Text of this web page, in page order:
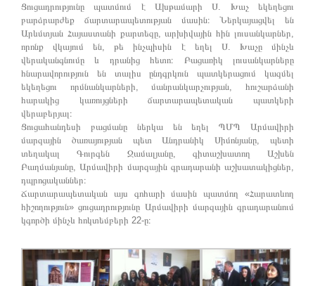
Ցուցադրությունը պատմում է Ախթամարի Ս. Խաչ եկեղեցու
բարձրարժեք ճարտարապետության մասին։ Ներկայացվել են
Արևմտյան Հայաստանի քարտեզը, արխիվային հին լուսանկարներ,
որոնք վկայում են, թե ինչպիսին է եղել Ս. Խաչը մինչև
վերականգնումը և դրանից հետո։ Բացառիկ լուսանկարները
հնարավորություն են տալիս ընդգրկուն պատկերացում կազմել
եկեղեցու որմնանկարների, մանրանկարչության, հուշարձանի
հարակից կառույցների ճարտարապետական պատկերի
վերաբերյալ։
Ցուցահանդեսի բացմանը ներկա են եղել ՊՄՊ Արմավիրի
մարզային ծառայության պետ Անդրանիկ Սիմոնյանը, պետի
տեղակալ Գուրգեն Ջամալյանը, գիտաշխատող Աշխեն
Բաղմանյանը, Արմավիրի մարզային գրադարանի աշխատակիցներ,
դպրոցականներ։
Ճարտարապետական այս գոհարի մասին պատմող «Հարատևող
հիշողություն» ցուցադրությունը Արմավիրի մարզային գրադարանում
կգործի մինչև հոկտեմբերի 22-ը։